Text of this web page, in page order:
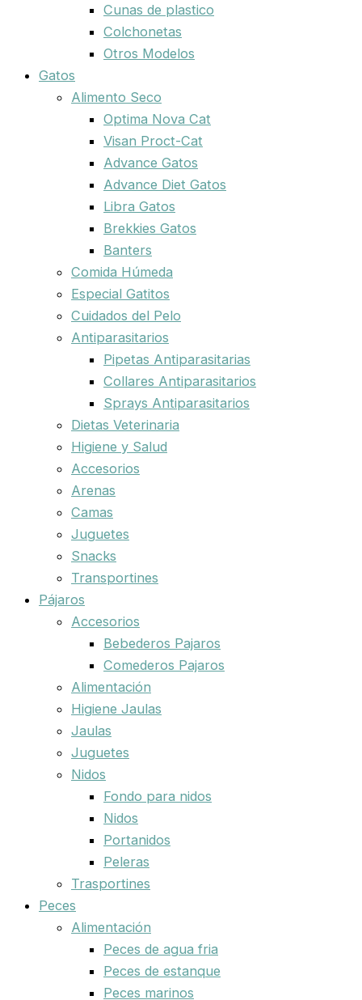
Cunas de plastico
Colchonetas
Otros Modelos
Gatos
Alimento Seco
Optima Nova Cat
Visan Proct-Cat
Advance Gatos
Advance Diet Gatos
Libra Gatos
Brekkies Gatos
Banters
Comida Húmeda
Especial Gatitos
Cuidados del Pelo
Antiparasitarios
Pipetas Antiparasitarias
Collares Antiparasitarios
Sprays Antiparasitarios
Dietas Veterinaria
Higiene y Salud
Accesorios
Arenas
Camas
Juguetes
Snacks
Transportines
Pájaros
Accesorios
Bebederos Pajaros
Comederos Pajaros
Alimentación
Higiene Jaulas
Jaulas
Juguetes
Nidos
Fondo para nidos
Nidos
Portanidos
Peleras
Trasportines
Peces
Alimentación
Peces de agua fria
Peces de estanque
Peces marinos